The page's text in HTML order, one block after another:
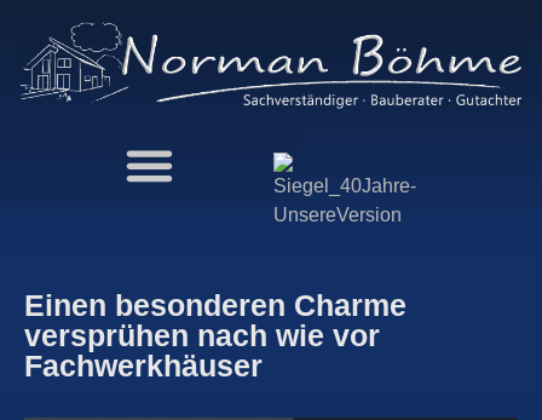
Einen besonderen Charme
versprühen nach wie vor
Fachwerkhäuser